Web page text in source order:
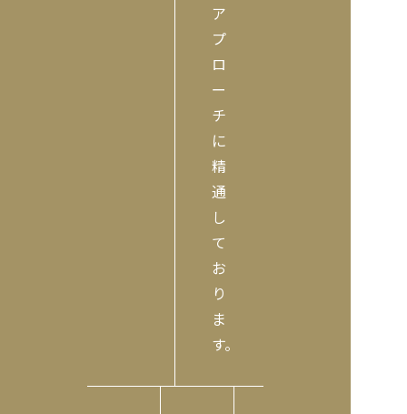
ア
プ
ロ
ー
チ
に
精
通
し
て
お
り
ま
す。